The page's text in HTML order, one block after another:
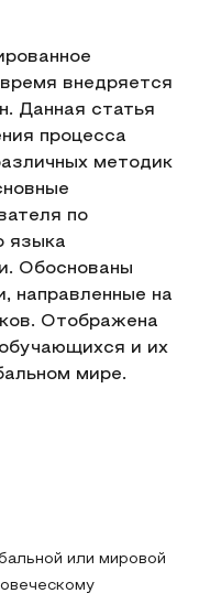
внедряется
Данная статья
процесса
методик
по
языка
Обоснованы
направленные на
Отображена
и их
мире.
или мировой